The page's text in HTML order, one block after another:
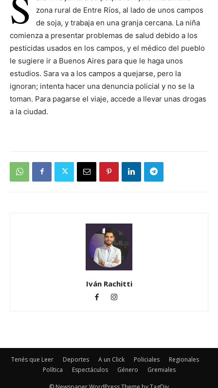
zona rural de Entre Ríos, al lado de unos campos
de soja, y trabaja en una granja cercana. La niña
comienza a presentar problemas de salud debido a los
pesticidas usados en los campos, y el médico del pueblo
le sugiere ir a Buenos Aires para que le haga unos
estudios. Sara va a los campos a quejarse, pero la
ignoran; intenta hacer una denuncia policial y no se la
toman. Para pagarse el viaje, accede a llevar unas drogas
a la ciudad.
Iván Rachitti
Tenés que Leer Deportes A un Click Policiales
Regionales
Política
Espectáculos Género Gremiales